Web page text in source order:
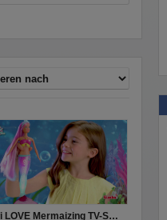
Steffi LOVE Mermaizing TV-Spot